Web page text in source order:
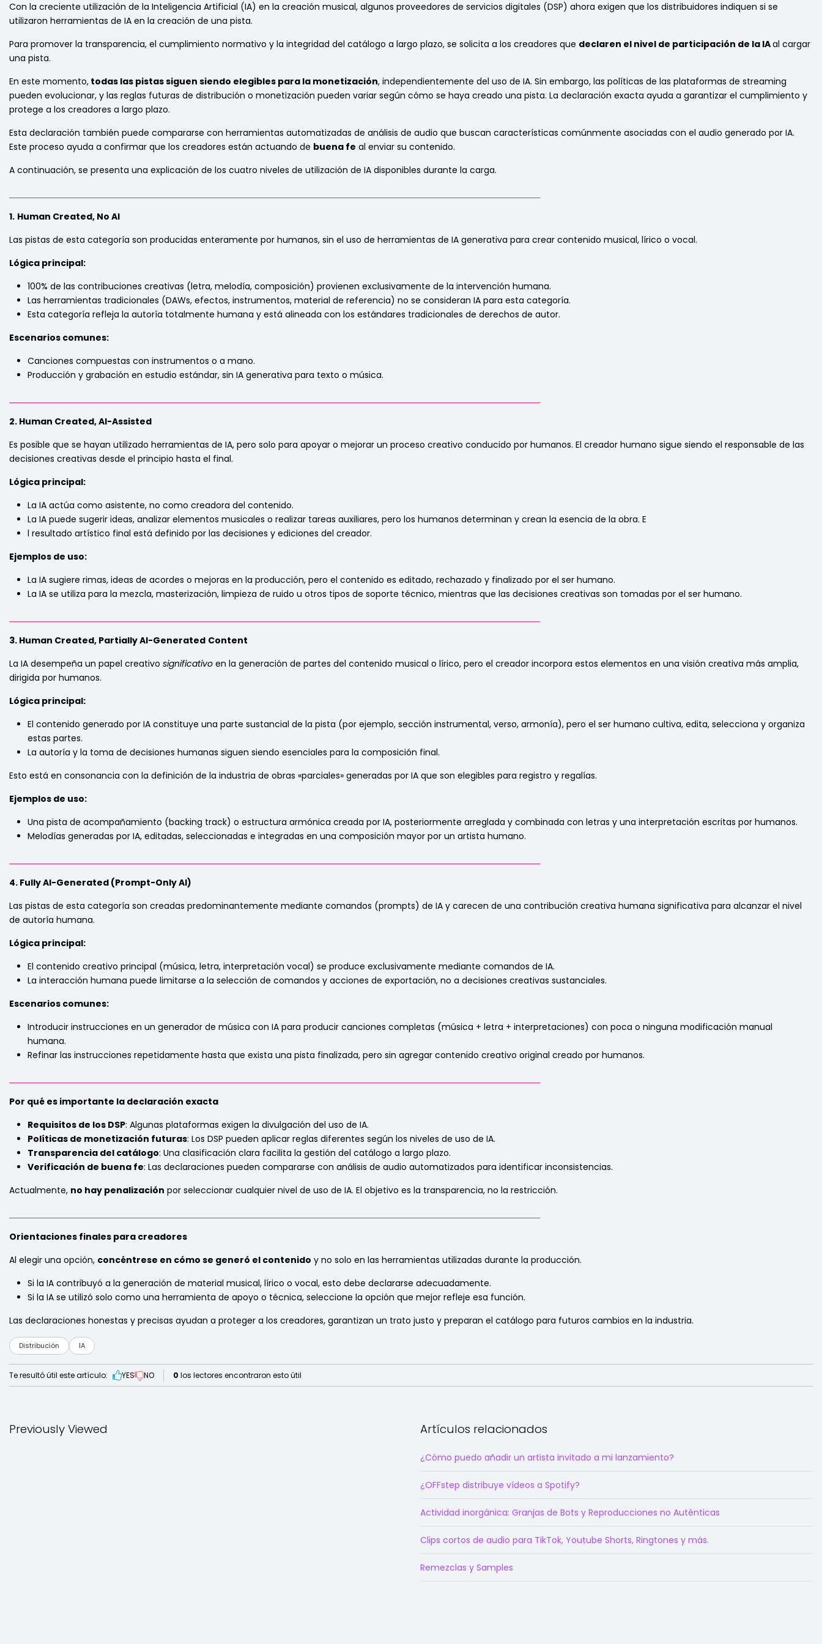
Con la creciente utilización de la Inteligencia Artificial (IA) en la creación musical, algunos proveedores de servicios digitales (DSP) ahora exigen que los distribuidores indiquen si se
utilizaron herramientas de IA en la creación de una pista.
Para promover la transparencia, el cumplimiento normativo y la integridad del catálogo a largo plazo, se solicita a los creadores que declaren el nivel de participación de la IAal cargar
una pista.
En este momento, todas las pistas siguen siendo elegibles para la monetización, independientemente del uso de IA. Sin embargo, las políticas de las plataformas de streaming
pueden evolucionar, y las reglas futuras de distribución o monetización pueden variar según cómo se haya creado una pista. La declaración exacta ayuda a garantizar el cumplimiento y
protege a los creadores a largo plazo.
Esta declaración también puede compararse con herramientas automatizadas de análisis de audio que buscan características comúnmente asociadas con el audio generado por IA.
Este proceso ayuda a confirmar que los creadores están actuando de buena fe al enviar su contenido.
A continuación, se presenta una explicación de los cuatro niveles de utilización de IA disponibles durante la carga.
1. Human Created, No AI
Las pistas de esta categoría son producidas enteramente por humanos, sin el uso de herramientas de IA generativa para crear contenido musical, lírico o vocal.
Lógica principal:
100% de las contribuciones creativas (letra, melodía, composición) provienen exclusivamente de la intervención humana.
Las herramientas tradicionales (DAWs, efectos, instrumentos, material de referencia) no se consideran IA para esta categoría.
Esta categoría refleja la autoría totalmente humana y está alineada con los estándares tradicionales de derechos de autor.
Escenarios comunes:
Canciones compuestas con instrumentos o a mano.
Producción y grabación en estudio estándar, sin IA generativa para texto o música.
2. Human Created, AI-Assisted
Es posible que se hayan utilizado herramientas de IA, pero solo para apoyar o mejorar un proceso creativo conducido por humanos. El creador humano sigue siendo el responsable de las
decisiones creativas desde el principio hasta el final.
Lógica principal:
La IA actúa como asistente, no como creadora del contenido.
La IA puede sugerir ideas, analizar elementos musicales o realizar tareas auxiliares, pero los humanos determinan y crean la esencia de la obra. E
l resultado artístico final está definido por las decisiones y ediciones del creador.
Ejemplos de uso:
La IA sugiere rimas, ideas de acordes o mejoras en la producción, pero el contenido es editado, rechazado y finalizado por el ser humano.
La IA se utiliza para la mezcla, masterización, limpieza de ruido u otros tipos de soporte técnico, mientras que las decisiones creativas son tomadas por el ser humano.
3. Human Created, Partially AI-Generated Content
La IA desempeña un papel creativo significativo en la generación de partes del contenido musical o lírico, pero el creador incorpora estos elementos en una visión creativa más amplia,
dirigida por humanos.
Lógica principal:
El contenido generado por IA constituye una parte sustancial de la pista (por ejemplo, sección instrumental, verso, armonía), pero el ser humano cultiva, edita, selecciona y organiza
estas partes.
La autoría y la toma de decisiones humanas siguen siendo esenciales para la composición final.
Esto está en consonancia con la definición de la industria de obras «parciales» generadas por IA que son elegibles para registro y regalías.
Ejemplos de uso:
Una pista de acompañamiento (backing track) o estructura armónica creada por IA, posteriormente arreglada y combinada con letras y una interpretación escritas por humanos.
Melodías generadas por IA, editadas, seleccionadas e integradas en una composición mayor por un artista humano.
4. Fully AI-Generated (Prompt-Only AI)
Las pistas de esta categoría son creadas predominantemente mediante comandos (prompts) de IA y carecen de una contribución creativa humana significativa para alcanzar el nivel
de autoría humana.
Lógica principal:
El contenido creativo principal (música, letra, interpretación vocal) se produce exclusivamente mediante comandos de IA.
La interacción humana puede limitarse a la selección de comandos y acciones de exportación, no a decisiones creativas sustanciales.
Escenarios comunes:
Introducir instrucciones en un generador de música con IA para producir canciones completas (música + letra + interpretaciones) con poca o ninguna modificación manual
humana.
Refinar las instrucciones repetidamente hasta que exista una pista finalizada, pero sin agregar contenido creativo original creado por humanos.
Por qué es importante la declaración exacta
Requisitos de los DSP: Algunas plataformas exigen la divulgación del uso de IA.
Políticas de monetización futuras: Los DSP pueden aplicar reglas diferentes según los niveles de uso de IA.
Transparencia del catálogo: Una clasificación clara facilita la gestión del catálogo a largo plazo.
Verificación de buena fe: Las declaraciones pueden compararse con análisis de audio automatizados para identificar inconsistencias.
Actualmente, no hay penalización por seleccionar cualquier nivel de uso de IA. El objetivo es la transparencia, no la restricción.
Orientaciones finales para creadores
Al elegir una opción, concéntrese en cómo se generó el contenido y no solo en las herramientas utilizadas durante la producción.
Si la IA contribuyó a la generación de material musical, lírico o vocal, esto debe declararse adecuadamente.
Si la IA se utilizó solo como una herramienta de apoyo o técnica, seleccione la opción que mejor refleje esa función.
Las declaraciones honestas y precisas ayudan a proteger a los creadores, garantizan un trato justo y preparan el catálogo para futuros cambios en la industria.
Distribución IA
Te resultó útil este artículo: YES NO 0 los lectores encontraron esto útil
Previously Viewed Artículos relacionados
¿Cómo puedo añadir un artista invitado a mi lanzamiento?
¿OFFstep distribuye vídeos a Spotify?
Actividad inorgánica: Granjas de Bots y Reproducciones no Auténticas
Clips cortos de audio para TikTok, Youtube Shorts, Ringtones y más.
Remezclas y Samples